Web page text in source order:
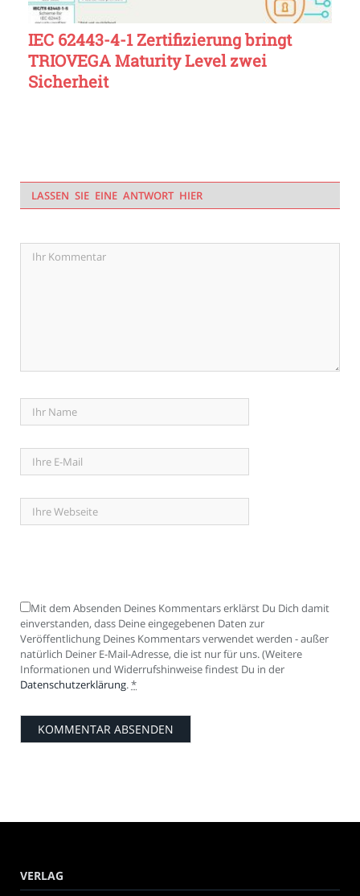
IEC 62443-4-1 Zertifizierung bringt
TRIOVEGA Maturity Level zwei
Sicherheit
LASSEN SIE EINE ANTWORT HIER
Mit dem Absenden Deines Kommentars erklärst Du Dich damit
einverstanden, dass Deine eingegebenen Daten zur
Veröffentlichung Deines Kommentars verwendet werden - außer
natürlich Deiner E-Mail-Adresse, die ist nur für uns. (Weitere
Informationen und Widerrufshinweise findest Du in der
Datenschutzerklärung.*
VERLAG